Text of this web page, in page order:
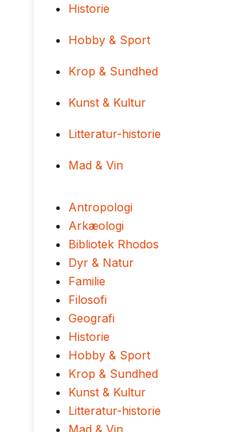
Historie
Hobby & Sport
Krop & Sundhed
Kunst & Kultur
Litteratur-historie
Mad & Vin
Antropologi
Arkæologi
Bibliotek Rhodos
Dyr & Natur
Familie
Filosofi
Geografi
Historie
Hobby & Sport
Krop & Sundhed
Kunst & Kultur
Litteratur-historie
Mad & Vin